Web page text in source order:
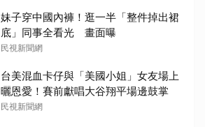
妹子穿中國內褲！逛一半「整件掉出裙
底」同事全看光 畫面曝
民視新聞網
台美混血卡仔與「美國小姐」女友場上
曬恩愛！賽前獻唱大谷翔平場邊鼓掌
民視新聞網